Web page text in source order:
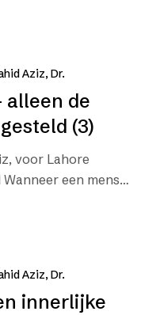
Aziz, Dr.
alleen de
(3)
voor Lahore
Wanneer een mens
Aziz, Dr.
innerlijke